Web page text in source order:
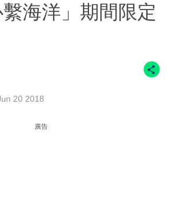
海洋」期間限定
20 2018
廣告